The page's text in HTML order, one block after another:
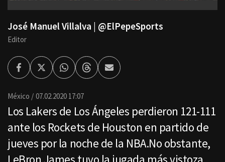
José Manuel Villalva | @ElPepeSports
Editor
FacebookTwitterWhatsappThreadsEnviar
por
México 07.02.2020 17:07
Los Lakers de Los Ángeles perdieron 121-111
ante los Rockets de Houston en partido de
jueves por la noche de la NBA.No obstante,